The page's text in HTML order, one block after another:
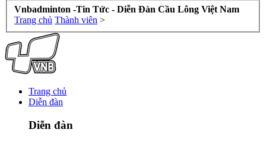
Vnbadminton -Tin Tức - Diễn Đàn Cầu Lông Việt Nam
Trang chủ Thành viên >
Trang chủ
Diễn đàn
Diễn đàn